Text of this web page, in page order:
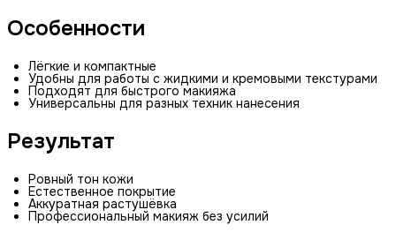
Особенности
Лёгкие и компактные
Удобны для работы с жидкими и кремовыми текстурами
Подходят для быстрого макияжа
Универсальны для разных техник нанесения
Результат
Ровный тон кожи
Естественное покрытие
Аккуратная растушёвка
Профессиональный макияж без усилий